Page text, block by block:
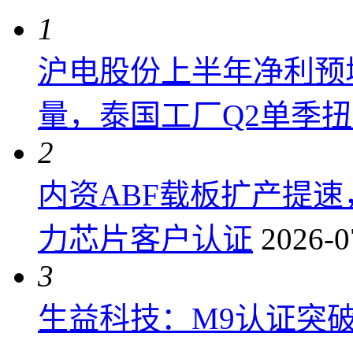
1
沪电股份上半年净利
量，泰国工厂Q2单季
2
内资ABF载板扩产提
力芯片客户认证 2026-
3
生益科技：M9认证突